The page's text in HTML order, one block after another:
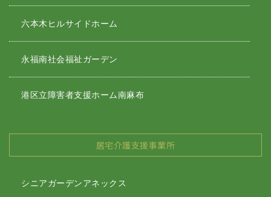
六本木ヒルサイドホーム
永福南社会福祉ガーデン
港区立障害者支援ホーム南麻布
居宅介護支援事業所
シニアガーデンアネックス